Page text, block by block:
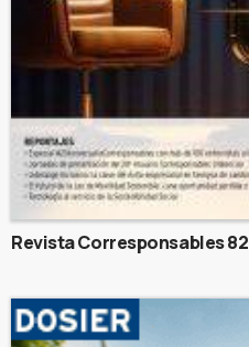
Revista Corresponsables 82